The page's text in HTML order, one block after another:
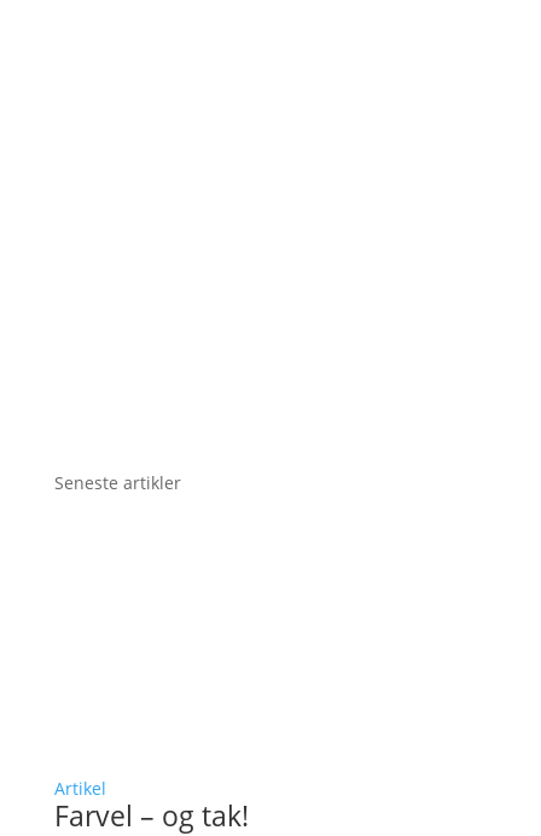
Seneste artikler
Artikel
Farvel – og tak!